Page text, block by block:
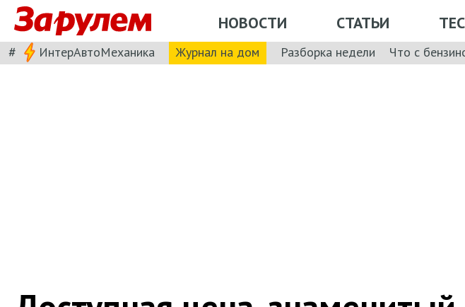
НОВОСТИ СТАТЬИ
# ИнтерАвтоМеханика Журнал на дом Разборка недели Что с